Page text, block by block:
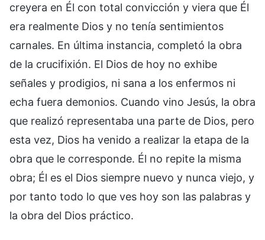
creyera en Él con total convicción y viera que Él
era realmente Dios y no tenía sentimientos
carnales. En última instancia, completó la obra
de la crucifixión. El Dios de hoy no exhibe
señales y prodigios, ni sana a los enfermos ni
echa fuera demonios. Cuando vino Jesús, la obra
que realizó representaba una parte de Dios, pero
esta vez, Dios ha venido a realizar la etapa de la
obra que le corresponde. Él no repite la misma
obra; Él es el Dios siempre nuevo y nunca viejo, y
por tanto todo lo que ves hoy son las palabras y
la obra del Dios práctico.